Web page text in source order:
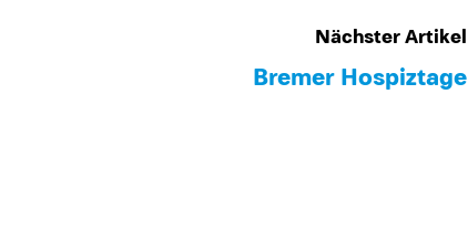
Nächster Artikel
Bremer Hospiztage